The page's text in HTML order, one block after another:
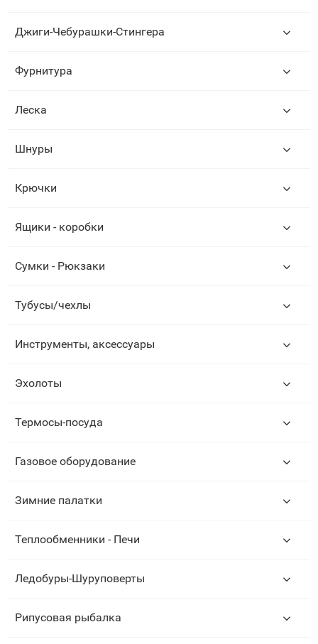
Джиги-Чебурашки-Стингера
Фурнитура
Леска
Шнуры
Крючки
Ящики - коробки
Сумки - Рюкзаки
Тубусы/чехлы
Инструменты, аксессуары
Эхолоты
Термосы-посуда
Газовое оборудование
Зимние палатки
Теплообменники - Печи
Ледобуры-Шуруповерты
Рипусовая рыбалка